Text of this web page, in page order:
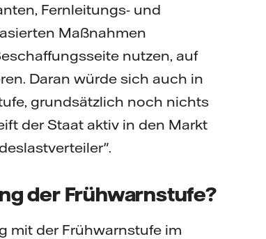
Fernleitungs- und
Maßnahmen
nutzen, auf
Daran würde sich auch in
grundsätzlich noch nichts
der Staat aktiv in den Markt
der Frühwarnstufe?
mit der Frühwarnstufe im